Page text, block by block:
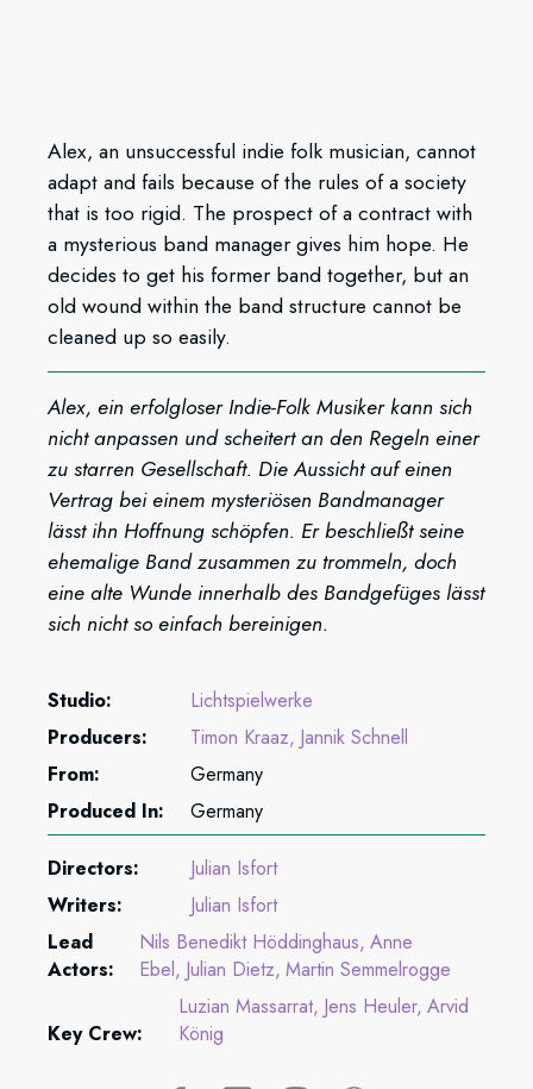
Alex, an unsuccessful indie folk musician, cannot
adapt and fails because of the rules of a society
that is too rigid. The prospect of a contract with
a mysterious band manager gives him hope. He
decides to get his former band together, but an
old wound within the band structure cannot be
cleaned up so easily.
Alex, ein erfolgloser Indie-Folk Musiker kann sich
nicht anpassen und scheitert an den Regeln einer
zu starren Gesellschaft. Die Aussicht auf einen
Vertrag bei einem mysteriösen Bandmanager
lässt ihn Hoffnung schöpfen. Er beschließt seine
ehemalige Band zusammen zu trommeln, doch
eine alte Wunde innerhalb des Bandgefüges lässt
sich nicht so einfach bereinigen.
Studio:
Lichtspielwerke
Producers:
Timon Kraaz Jannik Schnell
From:
Germany
Produced In:
Germany
Directors:
Julian Isfort
Writers:
Julian Isfort
Lead
Actors:
Nils Benedikt Höddinghaus Anne
Ebel Julian Dietz Martin Semmelrogge
Key Crew:
Luzian Massarrat Jens Heuler Arvid
König